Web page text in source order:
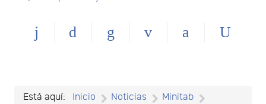
Está aquí: Inicio Noticias
Minitab